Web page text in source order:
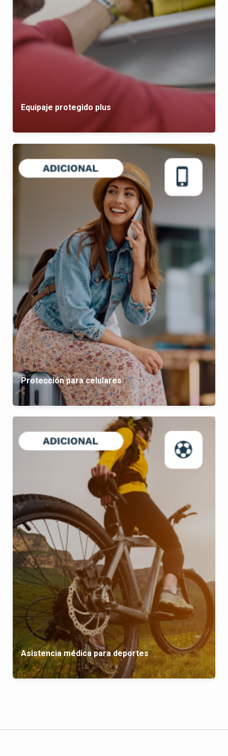
Equipaje protegido plus
Protección para celulares
Asistencia médica para deportes